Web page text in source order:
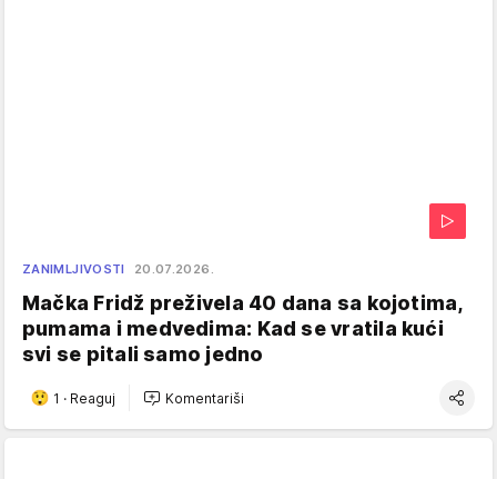
ZANIMLJIVOSTI 20.07.2026.
Mačka Fridž preživela 40 dana sa kojotima,
pumama i medvedima: Kad se vratila kući
svi se pitali samo jedno
1 · Reaguj Komentariši